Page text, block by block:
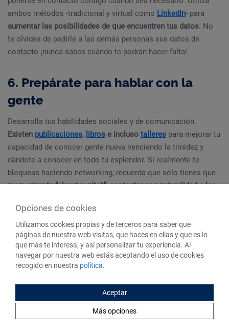
ambos métodos -tradicional y virtual como LinkedIn- para
aumentar las posibilidades de que encuentren tus datos. No
te olvides de pedirle a las demás personas sus datos de
contacto ¡nunca sabes cuándo te podrán hacer falta!
6. Prepárate para hablar con la
gente
Desarrolla tus habilidades sociales y de comunicación.
Existen publicaciones, libros e incluso talleres para mejorar tu
capacidad de conocer gente nueva venciendo la timidez y
dándote a conocer en todo tu esplendor. Si realmente te
bloqueas haciendo networking, recuerda que sólo tienes que
memorizar tu “elevator pitch”, contestar con naturalidad a las
su vida laboral con interés.
7. Hazte con referencias
Pide a tus antiguas empresas o jefes
escribir una carta de recomendación al estilo tradicional o
pueden confirmar tus credenciales en plataformas como
Opciones de cookies
Utilizamos cookies propias y de terceros para saber que
páginas de nuestra web visitas, que haces en ellas y que es lo
que más te interesa, y así personalizar tu experiencia. Al
navegar por nuestra web estás aceptando el uso de cookies
recogido en nuestra política.
Aceptar
Más opciones